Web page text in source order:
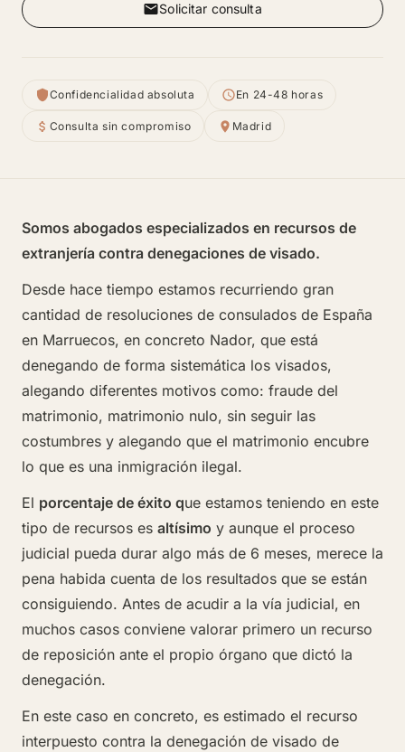
Solicitar consulta
Confidencialidad absoluta En 24-48 horas
Consulta sin compromiso Madrid
Somos abogados especializados en recursos de
extranjería contra denegaciones de visado.
Desde hace tiempo estamos recurriendo gran
cantidad de resoluciones de consulados de España
en Marruecos, en concreto Nador, que está
denegando de forma sistemática los visados,
alegando diferentes motivos como: fraude del
matrimonio, matrimonio nulo, sin seguir las
costumbres y alegando que el matrimonio encubre
lo que es una inmigración ilegal.
El porcentaje de éxito que estamos teniendo en este
tipo de recursos es altísimo y aunque el proceso
judicial pueda durar algo más de 6 meses, merece la
pena habida cuenta de los resultados que se están
consiguiendo. Antes de acudir a la vía judicial, en
muchos casos conviene valorar primero un recurso
de reposición ante el propio órgano que dictó la
denegación.
En este caso en concreto, es estimado el recurso
interpuesto contra la denegación de visado de